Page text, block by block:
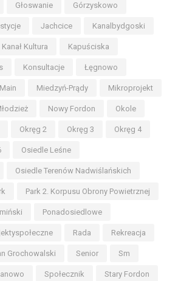
Głoswanie Górzyskowo
Jachcice Kanalbydgoski
Kanał Kultura Kapuściska
Konsultacje Łęgnowo
Main Miedzyń-Prądy Mikroprojekt
Nowy Fordon Okole
Okręg 2 Okręg 3 Okręg 4
Osiedle Leśne
Osiedle Terenów Nadwiślańskich
Park 2. Korpusu Obrony Powietrznej
Ponadosiedlowe
Rada Rekreacja
Grochowalski Senior Sm
Społecznik Stary Fordon